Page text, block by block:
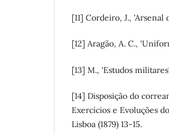
[11] Cordeiro, J.,
[12] Aragão, A. C.,
[13] M., 'Estudos
[14] Disposição do
Exercícios e Evoluções
Lisboa (1879) 13-15.